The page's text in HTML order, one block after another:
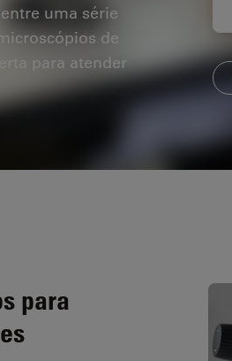
uma série
de
para atender
para